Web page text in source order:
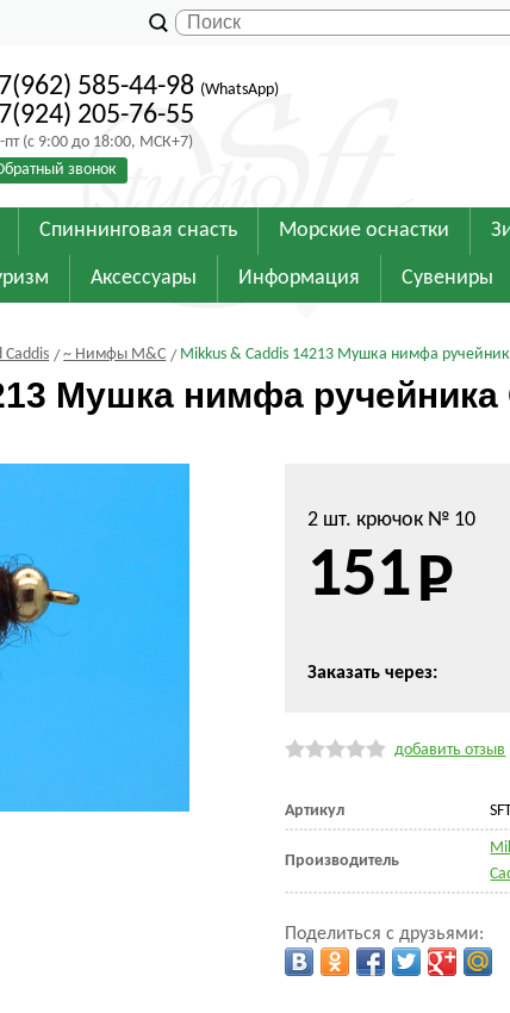
585-44-98 (WhatsApp)
205-76-55
пт (с 9:00 до 18:00, МСК+7)
звонок
Спиннинговая снасть Морские оснастки
Аксессуары Информация Сувениры
~ Нимфы M&C Mikkus & Caddis 14213 Мушка нимфа
Мушка нимфа ручейника
2 шт. крючок № 10
151
Заказать через:
добавить отзыв
Артикул
Производитель
Поделиться с друзьями: